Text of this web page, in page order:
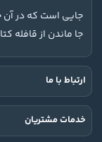
جایی است که در آن
جا ماندن از قافله
ارتباط با ما
خدمات مشتریان